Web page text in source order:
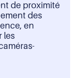
de proximité
des
en
les